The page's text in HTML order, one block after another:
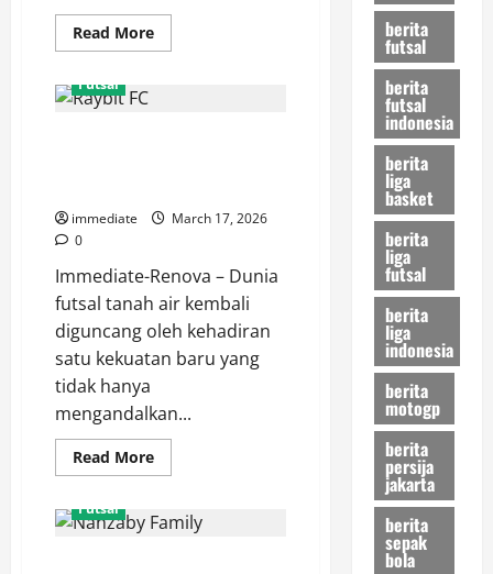
Read MoreRead
more
Surabaya
Futsal
immediate
March 17, 2026
0
Immediate-Renova – Dunia
futsal tanah air kembali
diguncang oleh kehadiran
satu kekuatan baru yang
tidak hanya
mengandalkan...
Read MoreRead
more
Raybit
FC,
Futsal
berita
futsal
berita
futsal
indonesia
berita
liga
basket
berita
liga
futsal
berita
liga
indonesia
berita
motogp
berita
persija
jakarta
berita
sepak
bola